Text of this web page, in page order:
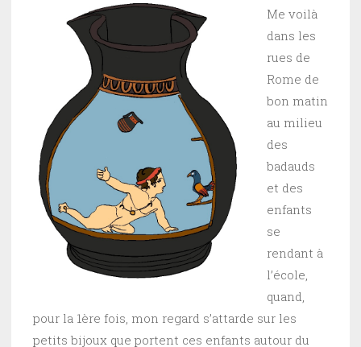
Me voilà
dans les
rues de
Rome de
bon matin
au milieu
des
badauds
et des
enfants
se
rendant à
l’école,
quand,
pour la 1ère fois, mon regard s’attarde sur les
petits bijoux que portent ces enfants autour du